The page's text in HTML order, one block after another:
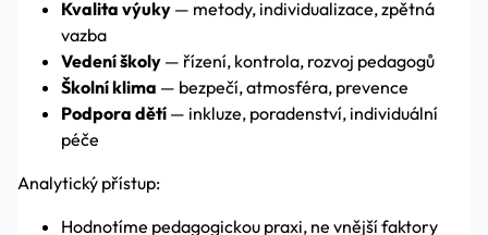
Kvalita výuky — metody, individualizace, zpětná
vazba
Vedení školy — řízení, kontrola, rozvoj pedagogů
Školní klima — bezpečí, atmosféra, prevence
Podpora dětí — inkluze, poradenství, individuální
péče
Analytický přístup:
Hodnotíme pedagogickou praxi, ne vnější faktory